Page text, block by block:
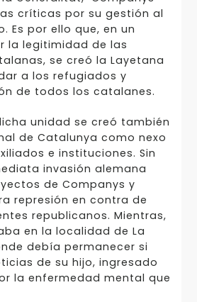
críticas por su gestión al
Es por ello que, en un
la legitimidad de las
se creó la Layetana
a los refugiados y
de todos los catalanes.
unidad se creó también
de Catalunya como nexo
e instituciones. Sin
invasión alemana
de Companys y
represión en contra de
republicanos. Mientras,
en la localidad de La
debía permanecer si
de su hijo, ingresado
la enfermedad mental que